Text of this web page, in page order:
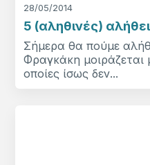
28/05/2014
5 (αληθινές)
Σήμερα θα πούμε
Φραγκάκη μοιράζεται
οποίες ίσως δεν...